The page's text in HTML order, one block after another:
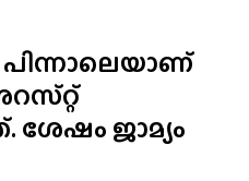
പിന്നാലെയാണ്
ശേഷം ജാമ്യം